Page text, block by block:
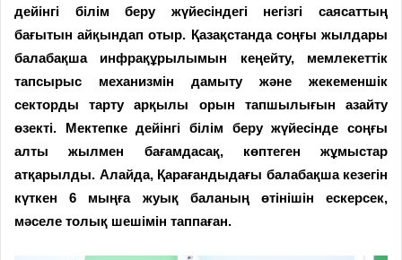
дейінгі білім беру жүйесіндегі негізгі саясаттың
бағытын айқындап отыр. Қазақстанда соңғы жылдары
балабақша инфрақұрылымын кеңейту, мемлекеттік
тапсырыс механизмін дамыту және жекеменшік
секторды тарту арқылы орын тапшылығын азайту
өзекті. Мектепке дейінгі білім беру жүйесінде соңғы
алты жылмен бағамдасақ, көптеген жұмыстар
атқарылды. Алайда, Қарағандыдағы балабақша кезегін
күткен 6 мыңға жуық баланың өтінішін ескерсек,
мәселе толық шешімін таппаған.